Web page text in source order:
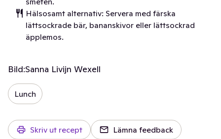
Hälsosamt alternativ: Servera med färska
lättsockrade bär, bananskivor eller lättsockrad
äpplemos.
Bild:Sanna Livijn Wexell
Lunch
Skriv ut recept Lämna feedback